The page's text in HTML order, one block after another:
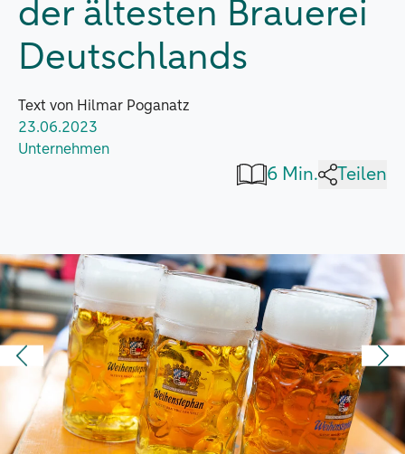
der ältesten Brauerei
Deutschlands
Text von Hilmar Poganatz
23.06.2023
Unternehmen
6 Min. Teilen